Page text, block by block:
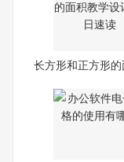
长方形和正方形